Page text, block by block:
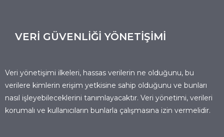
VERİ GÜVENLİĞİ YÖNETİŞİMİ
Veri yönetişimi ilkeleri, hassas verilerin ne olduğunu, bu
verilere kimlerin erişim yetkisine sahip olduğunu ve bunları
nasıl işleyebileceklerini tanımlayacaktır. Veri yönetimi, verileri
korumalı ve kullanıcıların bunlarla çalışmasına izin vermelidir.